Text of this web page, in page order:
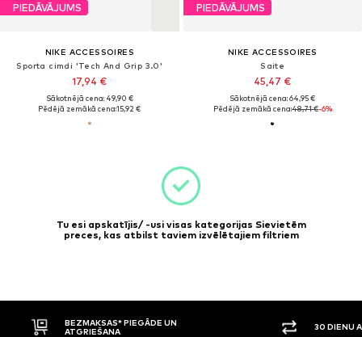
PIEDĀVĀJUMS
NIKE ACCESSOIRES
Sporta cimdi 'Tech And Grip 3.0'
17,94 €
Sākotnējā cena: 49,90 €
Pēdējā zemākā cena:15,92 €
PIEDĀVĀJUMS
NIKE ACCESSOIRES
Saite
45,47 €
Sākotnējā cena: 64,95 €
Pēdējā zemākā cena:48,71 €-6%
Tu esi apskatījis/ -usi visas kategorijas Sievietēm
preces, kas atbilst taviem izvēlētajiem filtriem
BEZMAKSAS* PIEGĀDE UN
ATGRIEŠANA
30 DIENU